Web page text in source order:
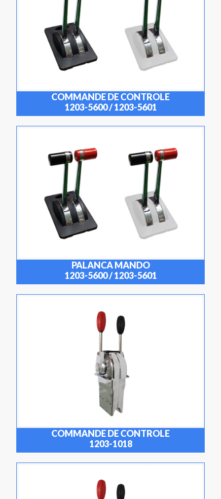
COMMANDE DE CONTROLE
1203-5600 / 1203-5601
PALANCA MANDO
1203-5600 / 1203-5601
COMMANDE DE CONTROLE
1203-1018